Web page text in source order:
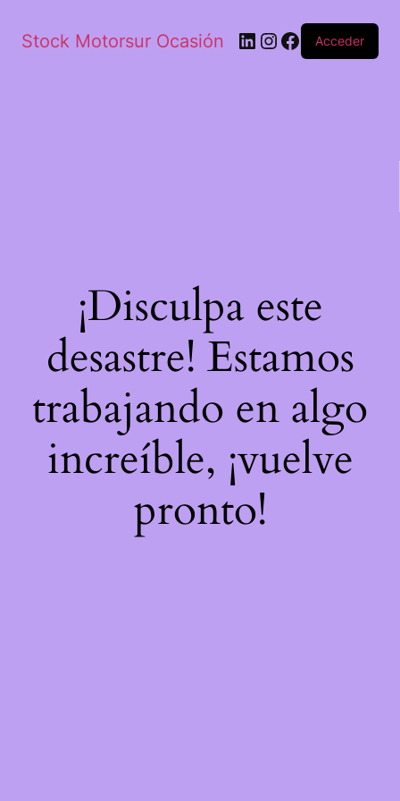
Stock Motorsur Ocasión Acceder
¡Disculpa este
desastre! Estamos
trabajando en algo
increíble, ¡vuelve
pronto!